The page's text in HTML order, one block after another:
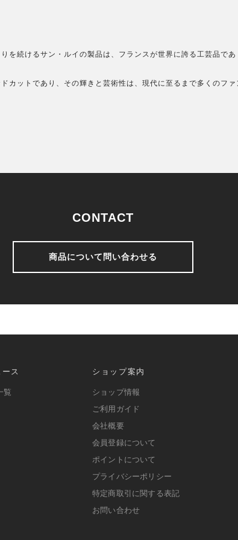
を続けるサン・ルイの製品は、フランスが世界に誇る工芸品であ
カットであり、その輝きと芸術性は、現代に至るまで多くのファ
CONTACT
商品について問い合わせる
ス
覧
ショップ案内
ショップ情報
ご利用ガイド
会社概要
会員登録について
ポイントについて
プライバシーポリシー
特定商取引に関する表記
お問い合わせ